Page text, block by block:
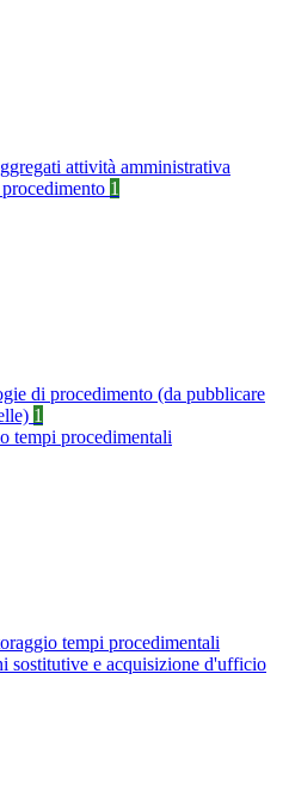
attività amministrativa
1
di procedimento (da pubblicare
1
tempi procedimentali
tempi procedimentali
sostitutive e acquisizione d'ufficio